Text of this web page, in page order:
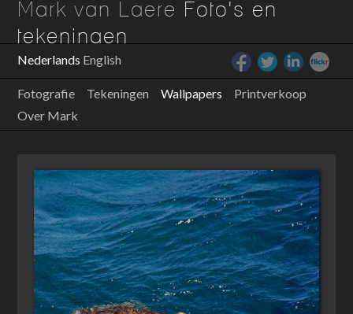
Mark van Laere Foto's en
tekeningen
Nederlands English
Fotografie Tekeningen Wallpapers
Printverkoop
Over Mark